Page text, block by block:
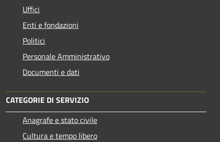
Uffici
Enti e fondazioni
Politici
Personale Amministrativo
Documenti e dati
CATEGORIE DI SERVIZIO
Anagrafe e stato civile
Cultura e tempo libero